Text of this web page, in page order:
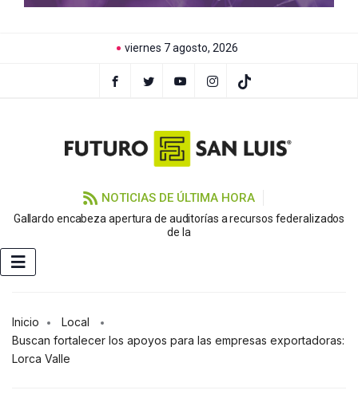
viernes 7 agosto, 2026
NOTICIAS DE ÚLTIMA HORA
Gallardo encabeza apertura de auditorías a recursos federalizados
de la
Inicio
Local
Buscan fortalecer los apoyos para las empresas exportadoras:
Lorca Valle